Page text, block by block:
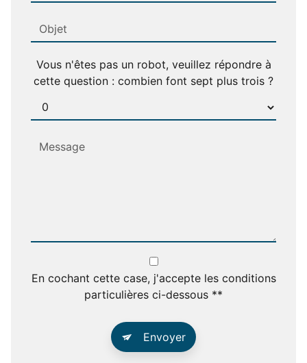
Vous n'êtes pas un robot, veuillez répondre à
cette question : combien font sept plus trois ?
En cochant cette case, j'accepte les conditions
particulières ci-dessous **
Envoyer